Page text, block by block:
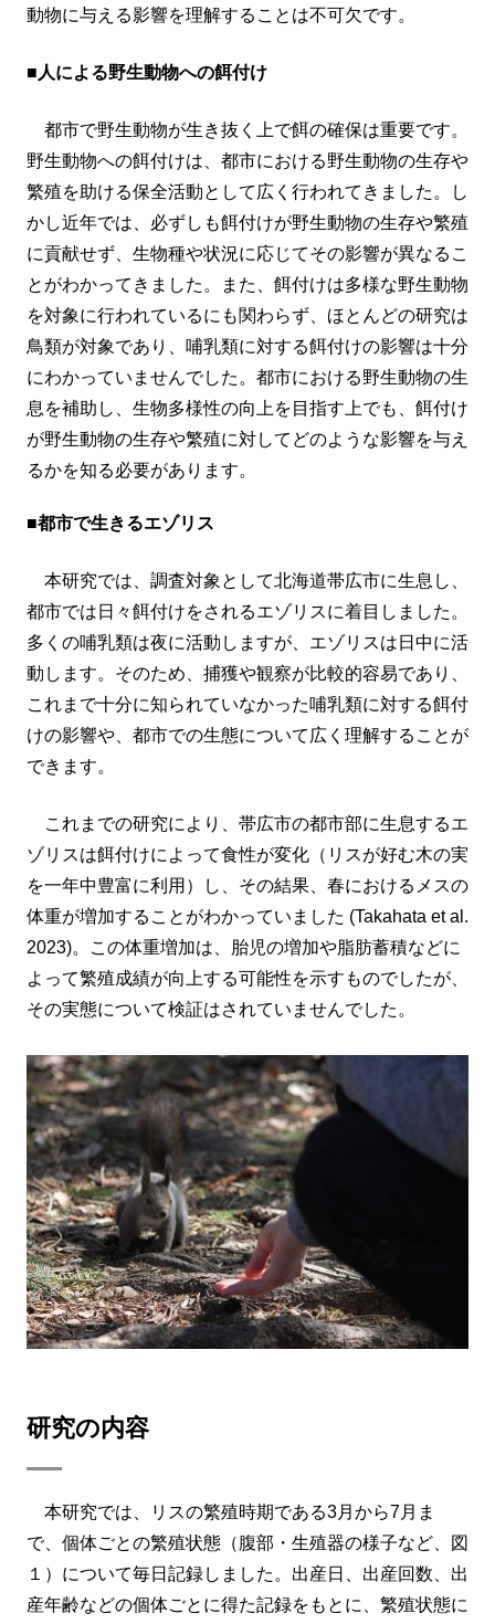
動物に与える影響を理解することは不可欠です。
■人による野生動物への餌付け
都市で野生動物が生き抜く上で餌の確保は重要です。
野生動物への餌付けは、都市における野生動物の生存や
繁殖を助ける保全活動として広く行われてきました。し
かし近年では、必ずしも餌付けが野生動物の生存や繁殖
に貢献せず、生物種や状況に応じてその影響が異なるこ
とがわかってきました。また、餌付けは多様な野生動物
を対象に行われているにも関わらず、ほとんどの研究は
鳥類が対象であり、哺乳類に対する餌付けの影響は十分
にわかっていませんでした。都市における野生動物の生
息を補助し、生物多様性の向上を目指す上でも、餌付け
が野生動物の生存や繁殖に対してどのような影響を与え
るかを知る必要があります。
■都市で生きるエゾリス
本研究では、調査対象として北海道帯広市に生息し、
都市では日々餌付けをされるエゾリスに着目しました。
多くの哺乳類は夜に活動しますが、エゾリスは日中に活
動します。そのため、捕獲や観察が比較的容易であり、
これまで十分に知られていなかった哺乳類に対する餌付
けの影響や、都市での生態について広く理解することが
できます。
これまでの研究により、帯広市の都市部に生息するエ
ゾリスは餌付けによって食性が変化（リスが好む木の実
を一年中豊富に利用）し、その結果、春におけるメスの
体重が増加することがわかっていました (Takahata et al.
2023)。この体重増加は、胎児の増加や脂肪蓄積などに
よって繁殖成績が向上する可能性を示すものでしたが、
その実態について検証はされていませんでした。
研究の内容
本研究では、リスの繁殖時期である3月から7月ま
で、個体ごとの繁殖状態（腹部・生殖器の様子など、図
１）について毎日記録しました。出産日、出産回数、出
産年齢などの個体ごとに得た記録をもとに、繁殖状態に